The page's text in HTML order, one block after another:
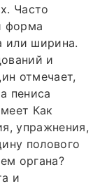
Часто
форма
или ширина.
и
отмечает,
пениса
Как
упражнения,
полового
органа?
и